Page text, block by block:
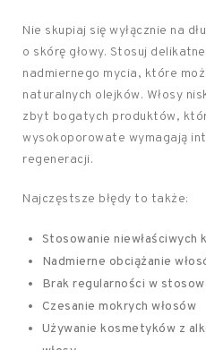
Nie skupiaj się wyłącznie na
o skórę głowy. Stosuj
nadmiernego mycia, które
naturalnych olejków. Włosy
zbyt bogatych produktów,
wysokoporowate wymagają
regeneracji.
Najczęstsze błędy to także:
Stosowanie
Nadmierne obciążanie
Brak regularności w
Czesanie mokrych włosów
Używanie kosmetyków z